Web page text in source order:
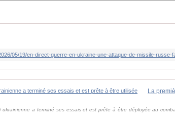
a terminé ses essais et est prête à être déployée au